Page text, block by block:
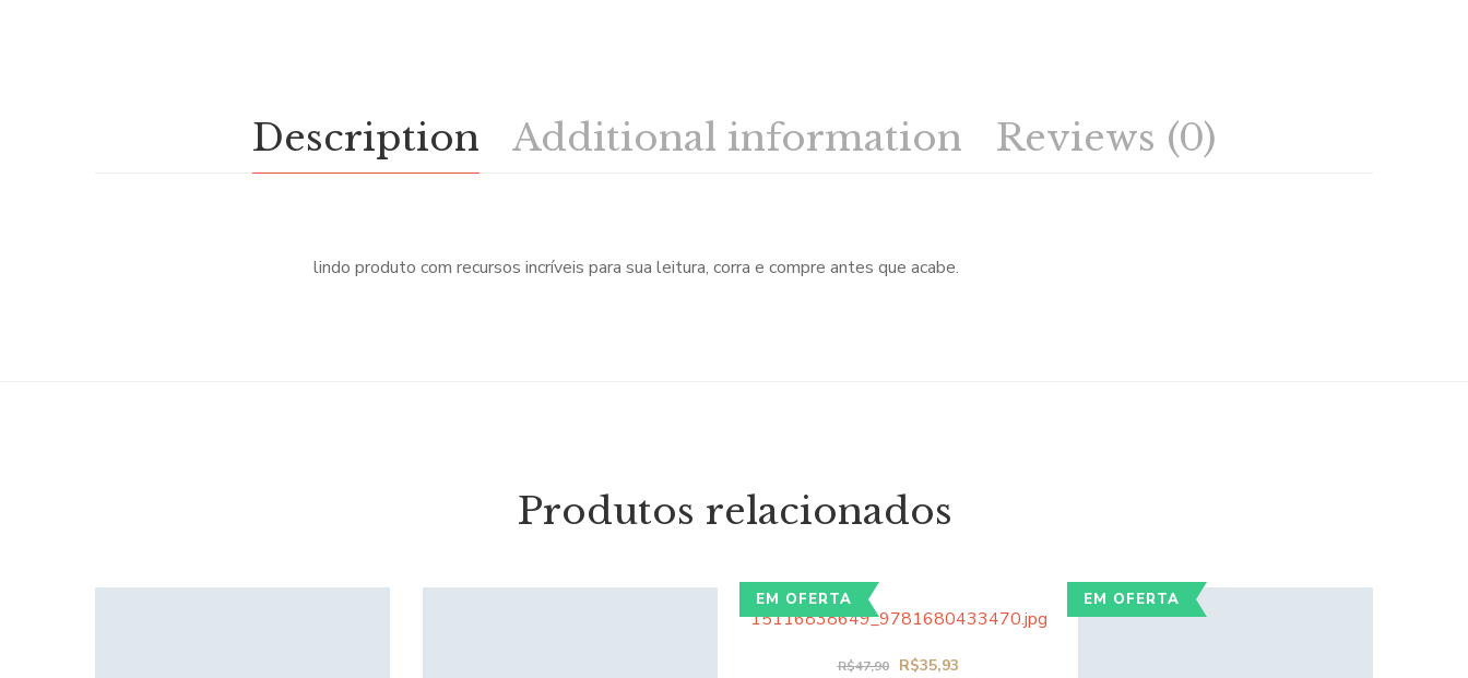
Description Additional information Reviews (0)
lindo produto com recursos incríveis para sua leitura, corra e compre antes que acabe.
Produtos relacionados
EM OFERTA
R$47,90
Original
R$35,93Current
EM OFERTA